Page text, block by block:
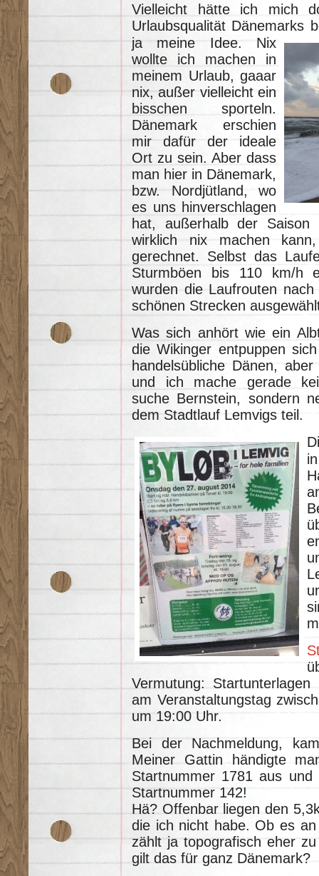
Vielleicht hätte ich mich
Urlaubsqualität Dänemarks
ja meine Idee. Nix
wollte ich machen in
meinem Urlaub, gaaar
nix, außer vielleicht ein
bisschen sporteln.
Dänemark erschien
mir dafür der ideale
Ort zu sein. Aber dass
man hier in Dänemark,
bzw. Nordjütland, wo
es uns hinverschlagen
hat, außerhalb der
wirklich nix machen
gerechnet. Selbst das
Sturmböen bis 110 km/h
wurden die Laufrouten
schönen Strecken
Was sich anhört wie ein
die Wikinger entpuppen
handelsübliche Dänen,
und ich mache gerade
suche Bernstein, sondern
dem Stadtlauf Lemvigs teil.
Vermutung:
am Veranstaltungstag
um 19:00 Uhr.
Bei der Nachmeldung,
Meiner Gattin händigte
Startnummer 1781 aus
Startnummer 142!
Hä? Offenbar liegen den
die ich nicht habe. Ob es
zählt ja topografisch eher
gilt das für ganz Dänemark?